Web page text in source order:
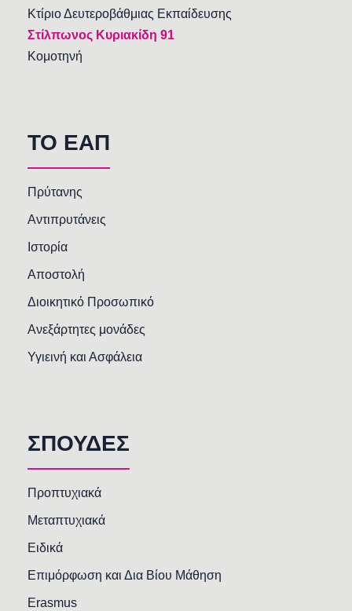
Κτίριο Δευτεροβάθμιας Εκπαίδευσης
Στίλπωνος Κυριακίδη 91
Κομοτηνή
TO EAΠ
Πρύτανης
Αντιπρυτάνεις
Ιστορία
Αποστολή
Διοικητικό Προσωπικό
Ανεξάρτητες μονάδες
Υγιεινή και Ασφάλεια
ΣΠΟΥΔΕΣ
Προπτυχιακά
Μεταπτυχιακά
Ειδικά
Επιμόρφωση και Δια Βίου Μάθηση
Erasmus